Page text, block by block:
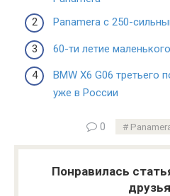
Panamera с 250-
60-ти летие
BMW X6 G06
уже в России
0
Понравилась